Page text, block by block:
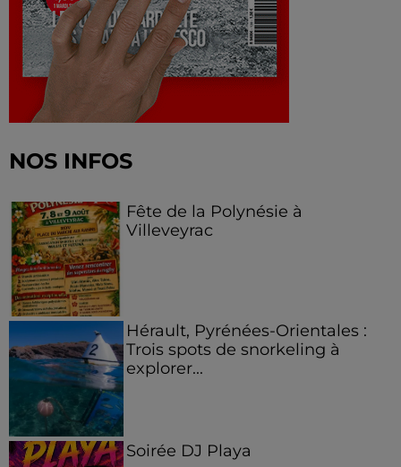
NOS INFOS
Fête de la Polynésie à
Villeveyrac
Hérault, Pyrénées-Orientales :
Trois spots de snorkeling à
explorer...
Soirée DJ Playa